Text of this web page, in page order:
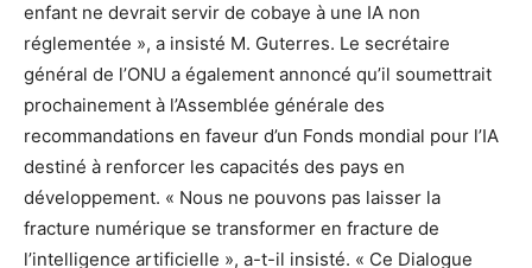
enfant ne devrait servir de cobaye à une IA non
réglementée », a insisté M. Guterres. Le secrétaire
général de l’ONU a également annoncé qu’il soumettrait
prochainement à l’Assemblée générale des
recommandations en faveur d’un Fonds mondial pour l’IA
destiné à renforcer les capacités des pays en
développement. « Nous ne pouvons pas laisser la
fracture numérique se transformer en fracture de
l’intelligence artificielle », a-t-il insisté. « Ce Dialogue